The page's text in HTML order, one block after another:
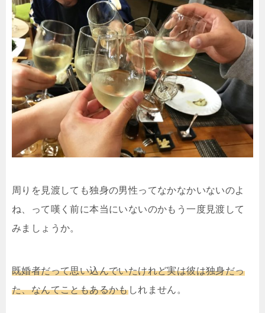
周りを見渡しても独身の男性ってなかなかいないのよ
ね、って嘆く前に本当にいないのかもう一度見渡して
みましょうか。
既婚者だって思い込んでいたけれど実は彼は独身だっ
た、なんてこともあるかもしれません。